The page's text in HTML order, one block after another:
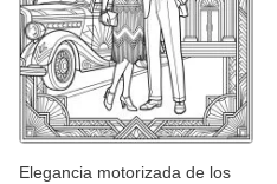
Elegancia motorizada de los